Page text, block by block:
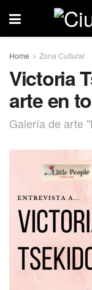
Home Zona Cultural
Victoria
arte en
Galería de arte